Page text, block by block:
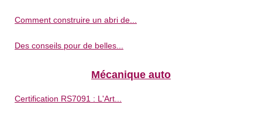
Comment construire un abri de...
Des conseils pour de belles...
Mécanique auto
Certification RS7091 : L'Art...